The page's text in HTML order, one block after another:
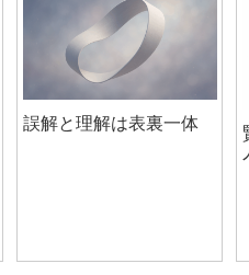
誤解と理解は表裏一体